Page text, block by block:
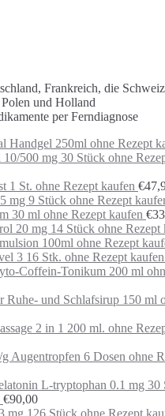
Frankreich, die
und Holland
per Ferndiagnose
Handgel 250ml ohne Rezept
500 mg 30 Stück ohne
1 St. ohne Rezept kaufen €
mg 9 Stück ohne Rezept
30 ml ohne Rezept kaufen €
20 mg 14 Stück ohne Rezept
100ml ohne Rezept
3 16 Stk. ohne Rezept kaufen
Coffein-Tonikum 200 ml
Ruhe- und Schlafsirup 150 ml
2 in 1 200 ml. ohne
Augentropfen 6 Dosen ohne
L-tryptophan 0.1 mg 30
€90,00
mg 126 Stück ohne Rezept